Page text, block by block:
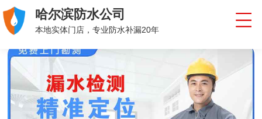
哈尔滨防水公司
本地实体门店，专业防水补漏20年